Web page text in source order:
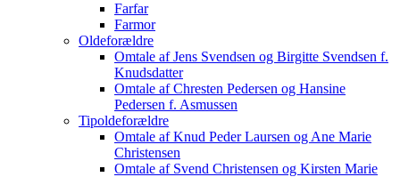
Farfar
Farmor
Oldeforældre
Omtale af Jens Svendsen og Birgitte Svendsen f.
Knudsdatter
Omtale af Chresten Pedersen og Hansine
Pedersen f. Asmussen
Tipoldeforældre
Omtale af Knud Peder Laursen og Ane Marie
Christensen
Omtale af Svend Christensen og Kirsten Marie